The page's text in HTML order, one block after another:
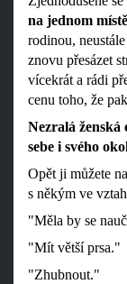
na jednom místě
rodinou,
znovu přesázet
vícekrát a rádi
cenu toho, že
Nezralá ženská
sebe i svého
Opět ji můžete
s někým ve
"Měla by se
"Mít větší prsa."
"Zhubnout."